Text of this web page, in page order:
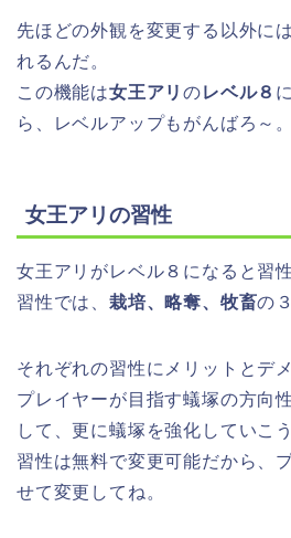
先ほどの外観を変更する以外に
れるんだ。
この機能は女王アリのレベル８
ら、レベルアップもがんばろ～。
女王アリの習性
女王アリがレベル８になると習
習性では、 栽培、略奪、牧畜の
それぞれの習性にメリットとデ
プレイヤーが目指す蟻塚の方向
して、更に蟻塚を強化していこう
習性は無料で変更可能だから、
せて変更してね。